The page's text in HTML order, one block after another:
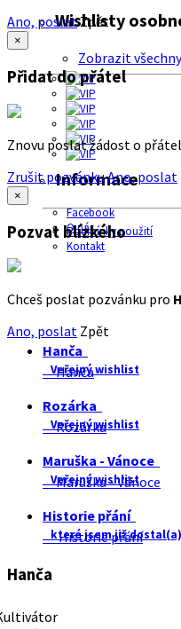
Wishlisty
Zobrazit
Informace
Facebook
O nás
Podmínky použití
Kontakt
Ano, poslatZpět
×
Přidat do přátel
Znovu poslat žádost o
Zrušit pozvánkuAno, poslat
×
Pozvat blízkého
Chceš poslat pozvánku pro
Ano, poslat Zpět
Hanča
Veřejný wishlist
Hanča
Rozárka
Veřejný wishlist
Rozárka
Maruška - Vánoce
Veřejný wishlist
Maruška - Vánoce
Historie přání
které jsem již dostal(a)
Historie přání
Hanča